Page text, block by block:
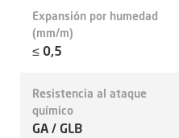
Expansión por humedad
(mm/m)
≤ 0,5
Resistencia al ataque
químico
GA / GLB